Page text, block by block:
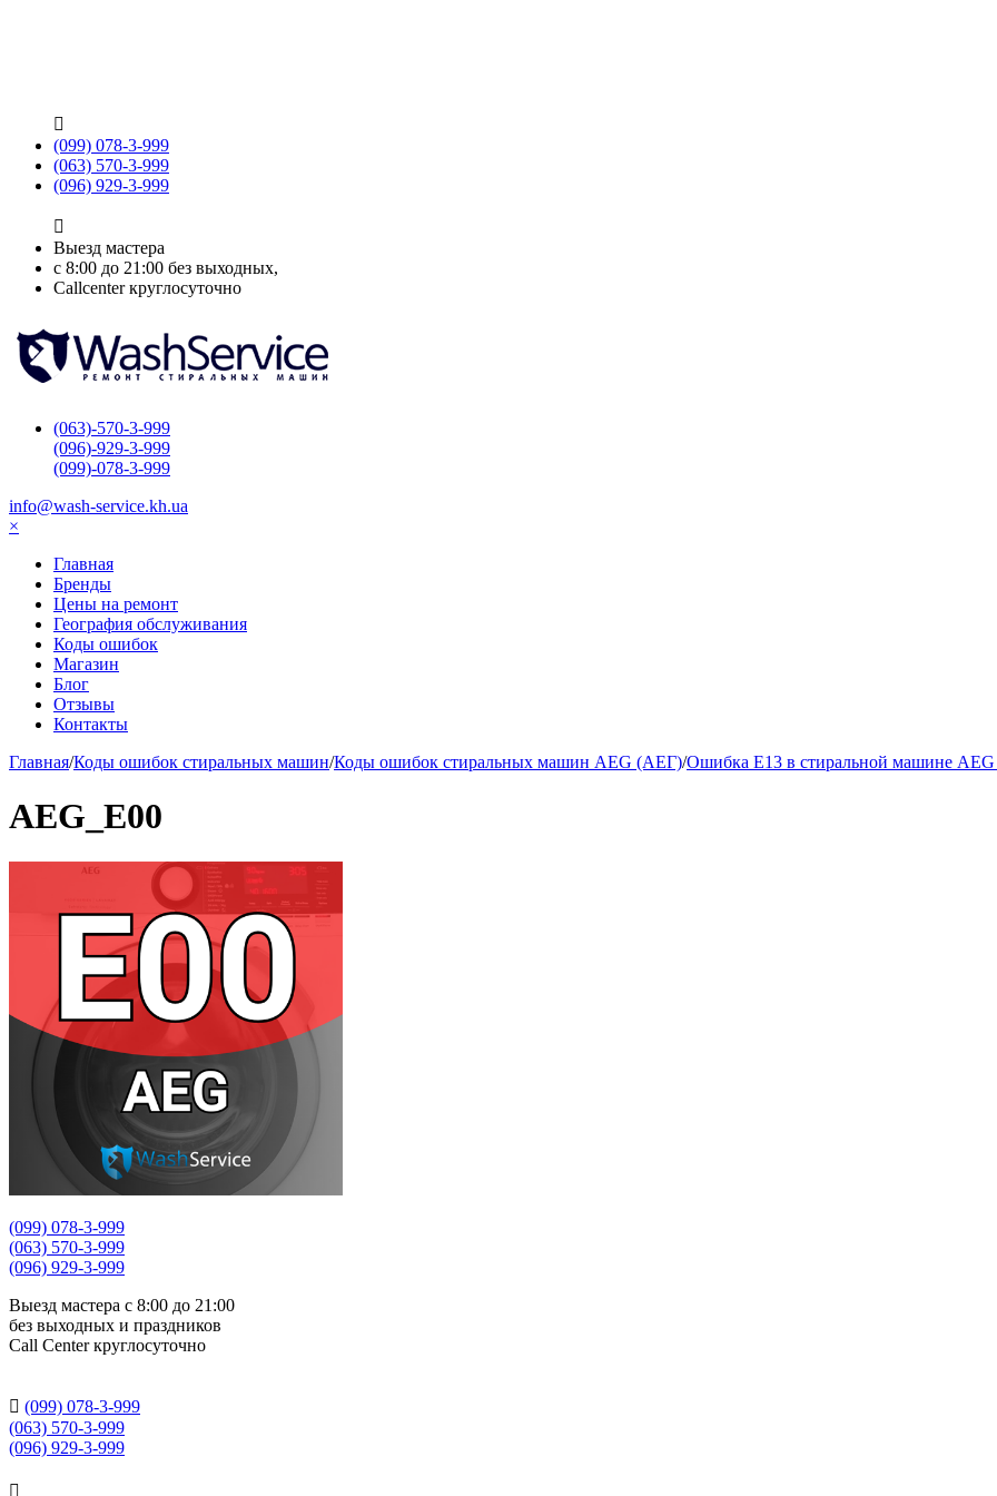

(099) 078-3-999
(063) 570-3-999
(096) 929-3-999

Выезд мастера
с 8:00 до 21:00 без выходных,
Callcenter круглосуточно
(063)-570-3-999
(096)-929-3-999
(099)-078-3-999
info@wash-service.kh.ua
×
Главная
Бренды
Цены на ремонт
География обслуживания
Коды ошибок
Магазин
Блог
Отзывы
Контакты
Главная/Коды ошибок стиральных машин/Коды ошибок стиральных машин AEG (АЕГ)/Ошибка Е13 в стиральной машине
AEG_E00
(099) 078-3-999
(063) 570-3-999
(096) 929-3-999
Выезд мастера с 8:00 до 21:00
без выходных и праздников
Сall Сenter круглосуточно
 (099) 078-3-999
(063) 570-3-999
(096) 929-3-999
